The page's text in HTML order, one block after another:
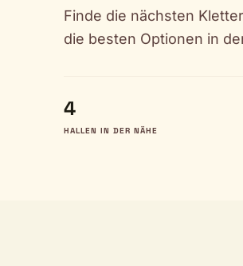
Finde die nächsten
die besten Optionen in
4
HALLEN IN DER NÄHE